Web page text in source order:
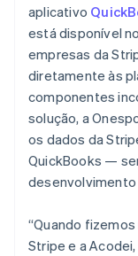
aplicativo
está disponível
empresas da
diretamente às
componentes
solução, a
os dados da
QuickBooks —
“Quando
Stripe e a